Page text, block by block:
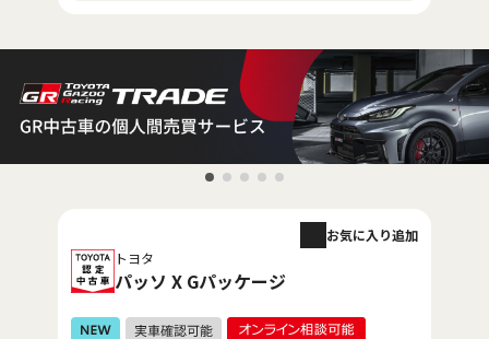
トヨタ
パッソ X Gパッケージ
お気に入り追加